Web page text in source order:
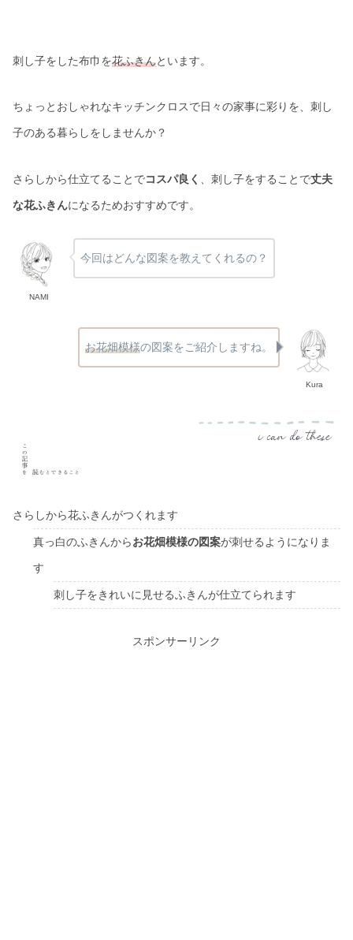
刺し子をした布巾を花ふきんといます。
ちょっとおしゃれなキッチンクロスで日々の家事に彩りを、刺し
子のある暮らしをしませんか？
さらしから仕立てることでコスパ良く 、刺し子をすることで丈夫
な花ふきんになるためおすすめです。
NAMI
今回はどんな図案を教えてくれるの？
Kura
お花畑模様の図案をご紹介しますね。
さらしから花ふきんがつくれます
真っ白のふきんからお花畑模様の図案が刺せるようになりま
す
刺し子をきれいに見せるふきんが仕立てられます
スポンサーリンク